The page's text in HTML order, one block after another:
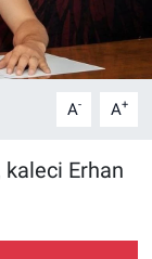
A- A+
Erhan